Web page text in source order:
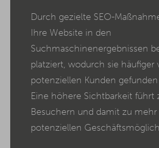
Durch gezielte SEO-
Ihre Website in den
Suchmaschinenergebnissen
platziert, wodurch sie häufiger
potenziellen Kunden
Eine höhere Sichtbarkeit führt
Besuchern und damit zu mehr
potenziellen